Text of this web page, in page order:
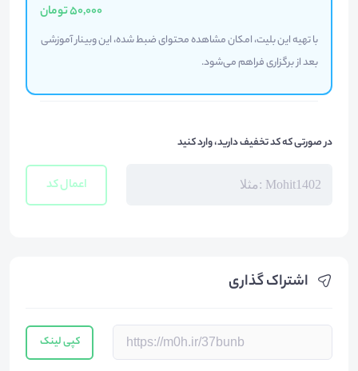
اشتراک گذاری
کپی لینک
50,000 تومان
با تهیه این بلیت، امکان مشاهده محتوای ضبط شده، این وبینار آموزشی
بعد از برگزاری فراهم می‌شود.
در صورتی که کد تخفیف دارید، وارد کنید
اعمال کد